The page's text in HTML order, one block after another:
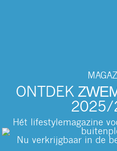
ONTDEK
2025/
Hét lifestylemagazine
Nu verkrijgbaar in de